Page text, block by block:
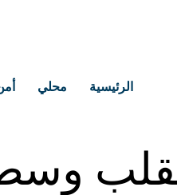
الرئيسية محلي
يتقلب